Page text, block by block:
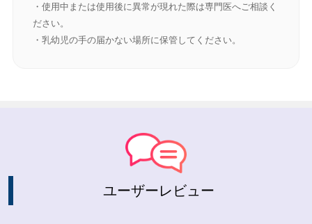
・使用中または使用後に異常が現れた際は専門医へご相談く
ださい。
・乳幼児の手の届かない場所に保管してください。
ユーザーレビュー